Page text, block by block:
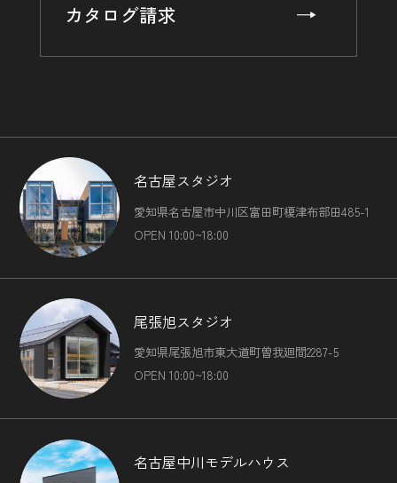
カタログ請求
名古屋スタジオ
愛知県名古屋市中川区富田町榎津布部田485-1
OPEN 10:00~18:00
尾張旭スタジオ
愛知県尾張旭市東大道町曽我廻間2287-5
OPEN 10:00~18:00
名古屋中川モデルハウス